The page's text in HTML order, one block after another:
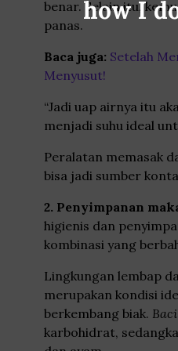
how I
benar. Selain itu,
panas.
Baca juga: Setelah
Menyusut!
“Jadi uap airnya itu
menjadi suhu ideal
Peralatan memasak
bisa jadi sumber
2. Penyimpanan
higienis dan
kombinasi yang
Lingkungan lembap
merupakan kondisi
berkembang biak.
karbohidrat,